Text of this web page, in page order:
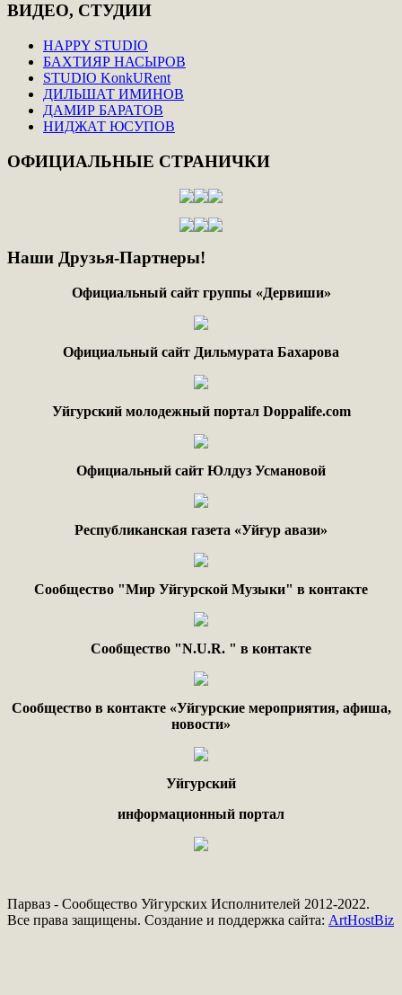
ВИДЕО, СТУДИИ
HAPPY STUDIO
БАХТИЯР НАСЫРОВ
STUDIO KonkURent
ДИЛЬШАТ ИМИНОВ
ДАМИР БАРАТОВ
НИДЖАТ ЮСУПОВ
ОФИЦИАЛЬНЫЕ СТРАНИЧКИ
Наши Друзья-Партнеры!
Официальный сайт группы «Дервиши»
Официальный сайт Дильмурата Бахарова
Уйгурский молодежный портал Doppalife.com
Официальный сайт Юлдуз Усмановой
Республиканская газета «Уйғур авази»
Сообщество "Мир Уйгурской Музыки" в контакте
Сообщество "N.U.R. " в контакте
Сообщество в контакте «Уйгурские мероприятия, афиша,
новости»
Уйгурский
информационный портал
Парваз - Сообщество Уйгурских Исполнителей 2012-2022.
Все права защищены. Создание и поддержка сайта: ArtHostBiz